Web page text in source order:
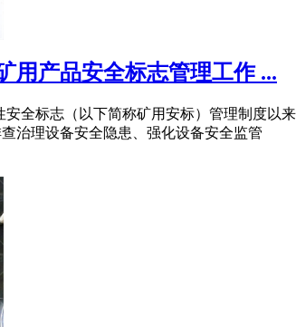
用产品安全标志管理工作 ...
安全标志（以下简称矿用安标）管理制度
治理设备安全隐患、强化设备安全监管